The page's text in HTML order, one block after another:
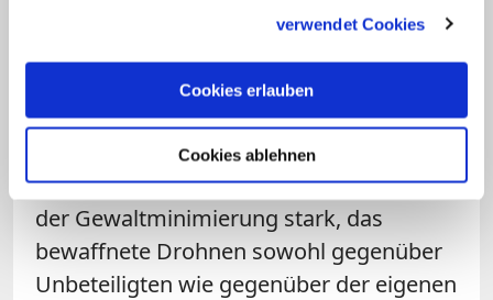
verwendet Cookies
Cookies erlauben
Cookies ablehnen
Soldaten sehen bewaffnete Drohnen
als Gewaltminimierung
Eine solche Logik sieht die GKS nicht.
Vielmehr macht der Soldatenverband in
seiner Stellungnahme gerade das Prinzip
der Gewaltminimierung stark, das
bewaffnete Drohnen sowohl gegenüber
Unbeteiligten wie gegenüber der eigenen